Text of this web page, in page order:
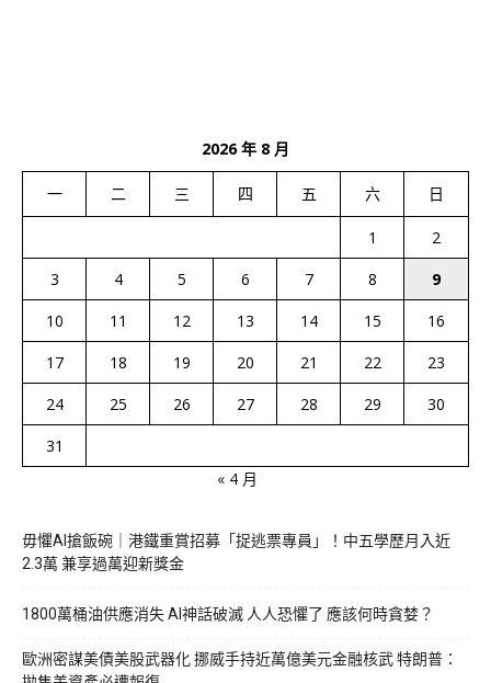
2026 年 8 月
一 二 三 四 五 六 日
1
2
3
4 5 6 7 8
9
10
11 12 13 14 15
16
17
18 19 20 21 22
23
24
25 26 27 28 29
30
31
« 4 月
毋懼AI搶飯碗｜港鐵重賞招募「捉逃票專員」！中五學歷月入近
2.3萬 兼享過萬迎新獎金
1800萬桶油供應消失 AI神話破滅 人人恐懼了 應該何時貪婪？
歐洲密謀美債美股武器化 挪威手持近萬億美元金融核武 特朗普：